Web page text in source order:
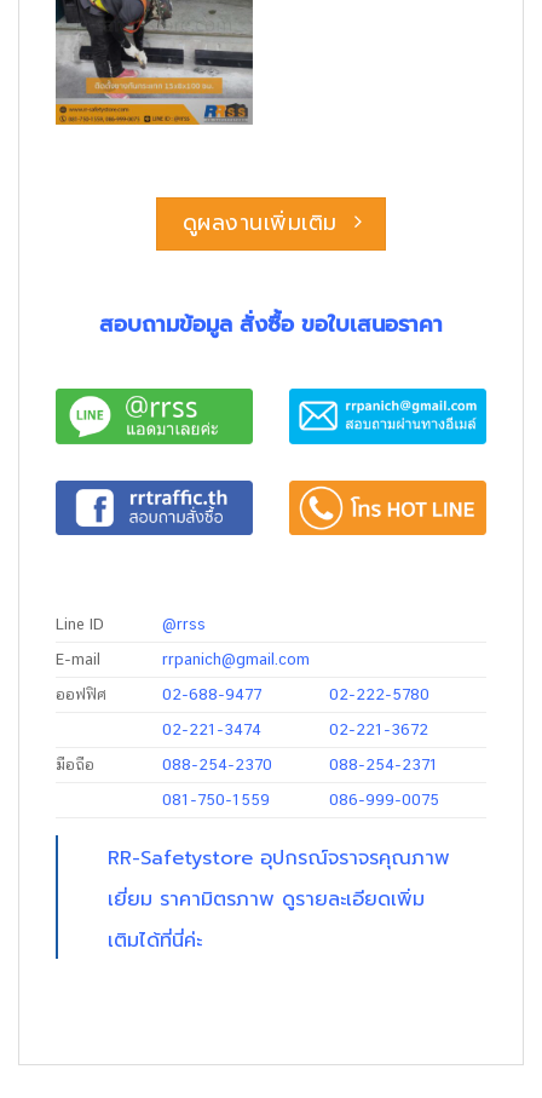
ดูผลงานเพิ่มเติม
สอบถามข้อมูล สั่งซื้อ ขอใบเสนอราคา
Line ID
@rrss
E-mail
rrpanich@gmail.com
ออฟฟิศ
02-688-9477
02-222-5780
02-221-3474
02-221-3672
มือถือ
088-254-2370
088-254-2371
081-750-1559
086-999-0075
RR-Safetystore อุปกรณ์จราจรคุณภาพ
เยี่ยม ราคามิตรภาพ ดูรายละเอียดเพิ่ม
เติมได้ที่นี่ค่ะ